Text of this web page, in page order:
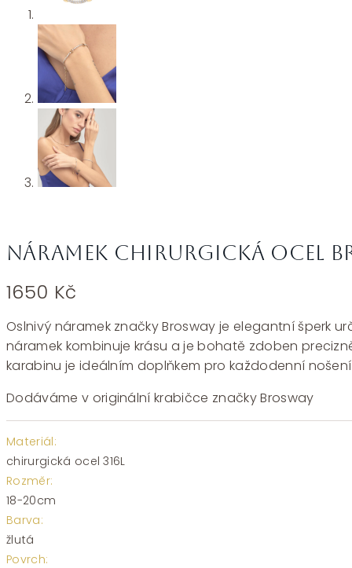
Náramek chirurgická ocel
1650 Kč
Oslnivý náramek značky Brosway je elegantní šperk
náramek kombinuje krásu a je bohatě zdoben
karabinu je ideálním doplňkem pro každodenní
Dodáváme v originální krabičce značky Brosway
Materiál:
chirurgická ocel 316L
Rozměr:
18-20cm
Barva:
žlutá
Povrch: